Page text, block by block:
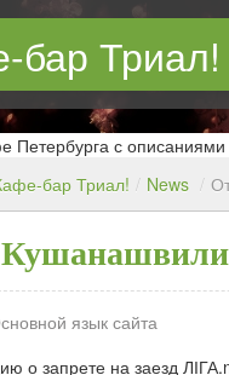
бар Триал!
кафе в Новокосино,
Петербурга с
бар Триал! / News /
язык сайта
о запрете на заезд